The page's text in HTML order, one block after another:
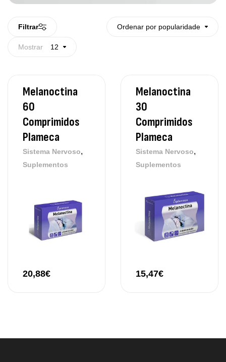
Filtrar Ordenar por popularidade
Mostrar 12
Melanoctina
60
Comprimidos
Plameca
Sistema Nervoso,
Suplementos
20,88€
Melanoctina
30
Comprimidos
Plameca
Sistema Nervoso,
Suplementos
15,47€